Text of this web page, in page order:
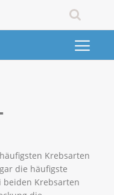
Krebsarten
die häufigste
beiden Krebsarten